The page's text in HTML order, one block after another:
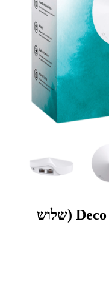
מגדיל טווח דגם Deco M5-3 Pack (שלוש